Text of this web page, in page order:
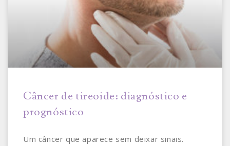
Câncer de tireoide: diagnóstico e
prognóstico
Um câncer que aparece sem deixar sinais.